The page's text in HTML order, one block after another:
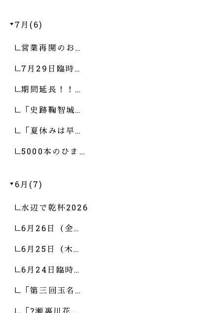
7月(6)
営業再開のお…
7月29日臨時…
期間延長！！…
「史跡鞠智城…
「夏休みは早…
5000本のひま…
6月(7)
水辺で乾杯2026
6月26日（金…
6月25日（木…
6月24日臨時…
「第三回玉名…
「?瀬裏川花…